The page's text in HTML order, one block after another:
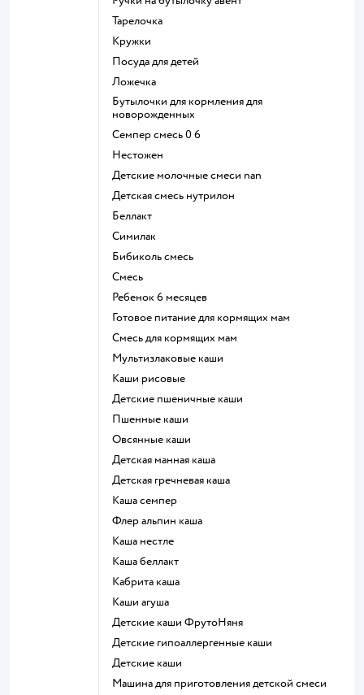
тарелочка
кружки
посуда для детей
ложечка
бутылочки для кормления для
новорожденных
семпер смесь 0 6
нестожен
Детские молочные смеси nan
детская смесь нутрилон
беллакт
симилак
бибиколь смесь
смесь
ребенок 6 месяцев
готовое питание для кормящих мам
смесь для кормящих мам
Мультизлаковые каши
Каши рисовые
Детские пшеничные каши
Пшенные каши
овсянные каши
детская манная каша
детская гречневая каша
каша семпер
флер альпин каша
каша нестле
каша беллакт
кабрита каша
каши агуша
Детские каши ФрутоНяня
Детские гипоаллергенные каши
детские каши
машина для приготовления детской смеси